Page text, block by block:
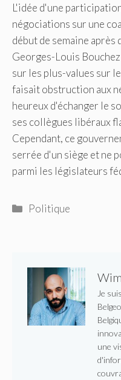
L'idée d'une
négociations sur une
début de semaine
Georges-Louis
sur les plus-values ​​sur
faisait obstruction aux
heureux d'échanger le
ses collègues libéraux
Cependant, ce
serrée d'un siège et ne
parmi les législateurs
Catégories
Politique
Je
une